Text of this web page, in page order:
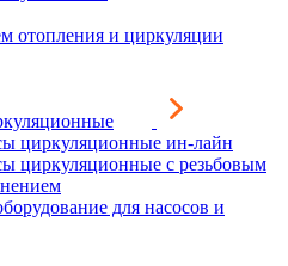
отопления и циркуляции
циркуляционные ин-лайн
циркуляционные с резьбовым
для насосов и